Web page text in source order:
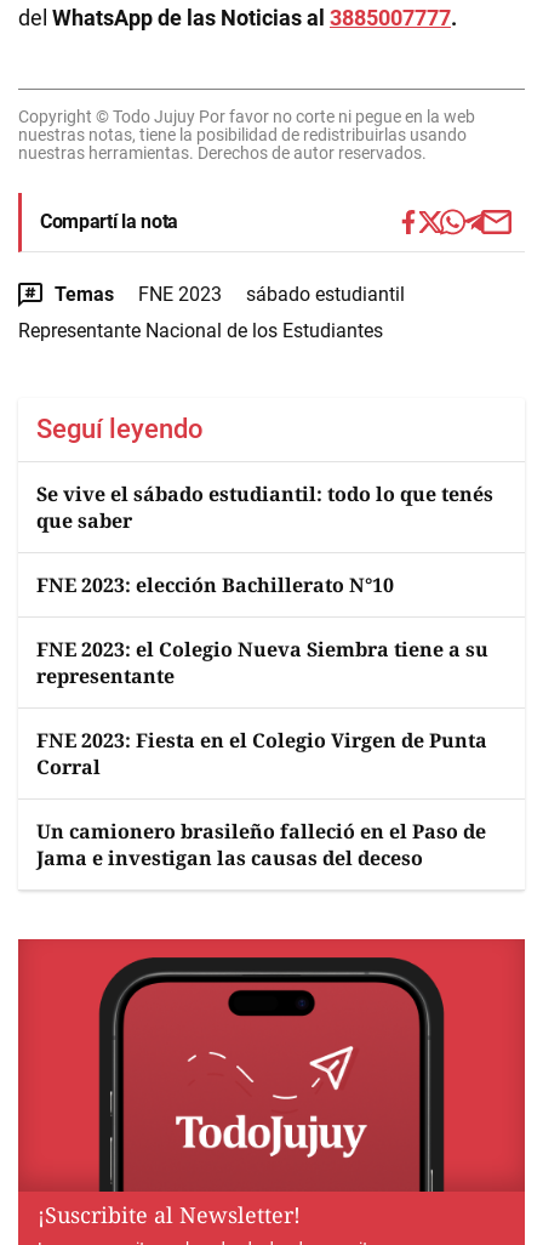
del WhatsApp de las Noticias al 3885007777.
Copyright © Todo Jujuy Por favor no corte ni pegue en la web
nuestras notas, tiene la posibilidad de redistribuirlas usando
nuestras herramientas. Derechos de autor reservados.
Compartí la nota
Temas FNE 2023
sábado estudiantil
Representante Nacional de los Estudiantes
Seguí leyendo
Se vive el sábado estudiantil: todo lo que tenés
que saber
FNE 2023: elección Bachillerato N°10
FNE 2023: el Colegio Nueva Siembra tiene a su
representante
FNE 2023: Fiesta en el Colegio Virgen de Punta
Corral
Un camionero brasileño falleció en el Paso de
Jama e investigan las causas del deceso
¡Suscribite al Newsletter!